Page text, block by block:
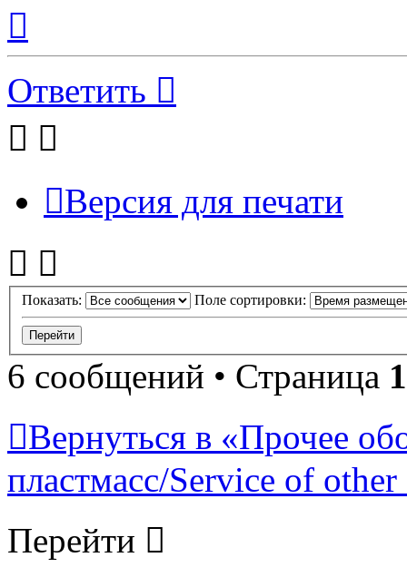
началу
Ответить
Версия для печати
Показать: Поле сортировки:
6 сообщений • Страница 1
Вернуться в «Прочее
пластмасс/Service of
Перейти